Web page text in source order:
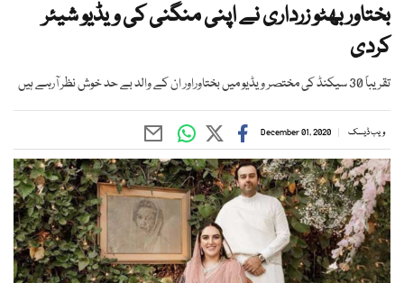
بختاور بھٹو زرداری نے اپنی منگنی کی ویڈیو شیئر
کردی
تقریباً 30 سیکنڈ کی مختصر ویڈیو میں بختاوراور ان کے والد بے حد خوش نظر آرہے ہیں
ویب ڈیسک December 01, 2020